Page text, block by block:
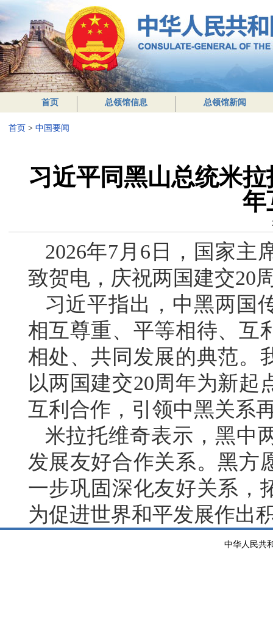
首页 总领馆信息 总领馆新闻
首页 > 中国要闻
习近平同黑山总统米
年
2026年7月6日，国家主
致贺电，庆祝两国建交20
习近平指出，中黑两国
相互尊重、平等相待、互
相处、共同发展的典范。
以两国建交20周年为新起
互利合作，引领中黑关系
米拉托维奇表示，黑中
发展友好合作关系。黑方
一步巩固深化友好关系，
为促进世界和平发展作出
中华人民共